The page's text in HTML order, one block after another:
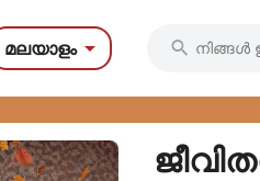
മലയാളം 